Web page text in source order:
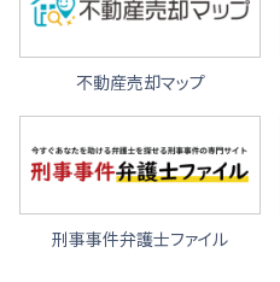
不動産売却マップ
刑事事件弁護士ファイル